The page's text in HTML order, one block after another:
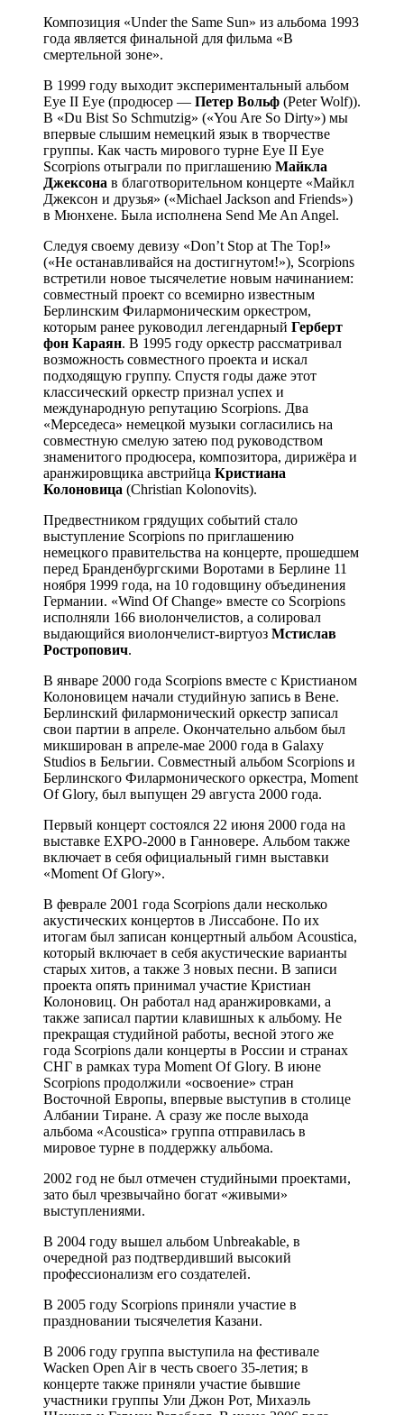
Композиция «Under the Same Sun» из альбома 1993
года является финальной для фильма «В
смертельной зоне».
В 1999 году выходит экспериментальный альбом
Eye II Eye (продюсер — Петер Вольф (Peter Wolf)).
В «Du Bist So Schmutzig» («You Are So Dirty») мы
впервые слышим немецкий язык в творчестве
группы. Как часть мирового турне Eye II Eye
Scorpions отыграли по приглашению Майкла
Джексона в благотворительном концерте «Майкл
Джексон и друзья» («Michael Jackson and Friends»)
в Мюнхене. Была исполнена Send Me An Angel.
Следуя своему девизу «Don’t Stop at The Top!»
(«Не останавливайся на достигнутом!»), Scorpions
встретили новое тысячелетие новым начинанием:
совместный проект со всемирно известным
Берлинским Филармоническим оркестром,
которым ранее руководил легендарный Герберт
фон Караян. В 1995 году оркестр рассматривал
возможность совместного проекта и искал
подходящую группу. Спустя годы даже этот
классический оркестр признал успех и
международную репутацию Scorpions. Два
«Мерседеса» немецкой музыки согласились на
совместную смелую затею под руководством
знаменитого продюсера, композитора, дирижёра и
аранжировщика австрийца Кристиана
Колоновица (Christian Kolonovits).
Предвестником грядущих событий стало
выступление Scorpions по приглашению
немецкого правительства на концерте, прошедшем
перед Бранденбургскими Воротами в Берлине 11
ноября 1999 года, на 10 годовщину объединения
Германии. «Wind Of Change» вместе со Scorpions
исполняли 166 виолончелистов, а солировал
выдающийся виолончелист-виртуоз Мстислав
Ростропович.
В январе 2000 года Scorpions вместе с Кристианом
Колоновицем начали студийную запись в Вене.
Берлинский филармонический оркестр записал
свои партии в апреле. Окончательно альбом был
микширован в апреле-мае 2000 года в Galaxy
Studios в Бельгии. Совместный альбом Scorpions и
Берлинского Филармонического оркестра, Moment
Of Glory, был выпущен 29 августа 2000 года.
Первый концерт состоялся 22 июня 2000 года на
выставке EXPO-2000 в Ганновере. Альбом также
включает в себя официальный гимн выставки
«Moment Of Glory».
В феврале 2001 года Scorpions дали несколько
акустических концертов в Лиссабоне. По их
итогам был записан концертный альбом Acoustica,
который включает в себя акустические варианты
старых хитов, а также 3 новых песни. В записи
проекта опять принимал участие Кристиан
Колоновиц. Он работал над аранжировками, а
также записал партии клавишных к альбому. Не
прекращая студийной работы, весной этого же
года Scorpions дали концерты в России и странах
СНГ в рамках тура Moment Of Glory. В июне
Scorpions продолжили «освоение» стран
Восточной Европы, впервые выступив в столице
Албании Тиране. А сразу же после выхода
альбома «Acoustica» группа отправилась в
мировое турне в поддержку альбома.
2002 год не был отмечен студийными проектами,
зато был чрезвычайно богат «живыми»
выступлениями.
В 2004 году вышел альбом Unbreakable, в
очередной раз подтвердивший высокий
профессионализм его создателей.
В 2005 году Scorpions приняли участие в
праздновании тысячелетия Казани.
В 2006 году группа выступила на фестивале
Wacken Open Air в честь своего 35-летия; в
концерте также приняли участие бывшие
участники группы Ули Джон Рот, Михаэль